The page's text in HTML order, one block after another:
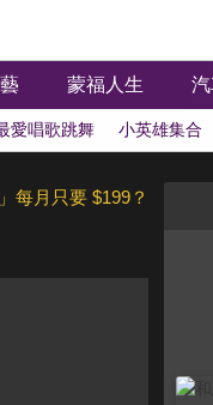
蒙福人生
愛唱歌跳舞 小英雄集合
每月只要 $199？